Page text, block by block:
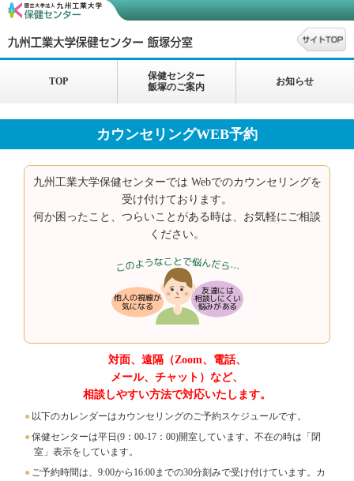
TOP
保健センター
飯塚のご案内
お知らせ
カウンセリングWEB予約
九州工業大学保健センターでは Webでのカウンセリングを
受け付けております。
何か困ったこと、つらいことがある時は、お気軽にご相談
ください。
対面、遠隔（Zoom、電話、
メール、チャット）など、
相談しやすい方法で対応いたします。
● 以下のカレンダーはカウンセリングのご予約スケジュールです。
● 保健センターは平日(9：00-17：00)開室しています。不在の時は「閉
室」表示をしています。
● ご予約時間は、9:00から16:00までの30分刻みで受け付けています。カ